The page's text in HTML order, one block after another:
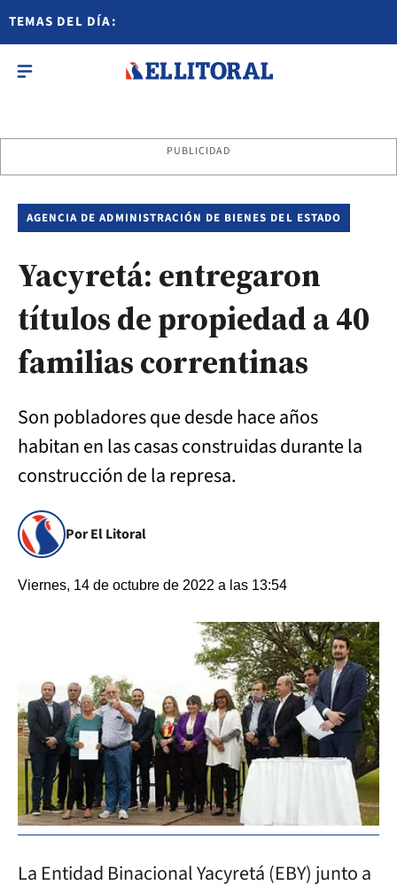
TEMAS DEL DÍA:
PUBLICIDAD
AGENCIA DE ADMINISTRACIÓN DE BIENES DEL ESTADO
Yacyretá: entregaron
títulos de propiedad a 40
familias correntinas
Son pobladores que desde hace años
habitan en las casas construidas durante la
construcción de la represa.
Por El Litoral
Viernes, 14 de octubre de 2022 a las 13:54
La Entidad Binacional Yacyretá (EBY) junto a